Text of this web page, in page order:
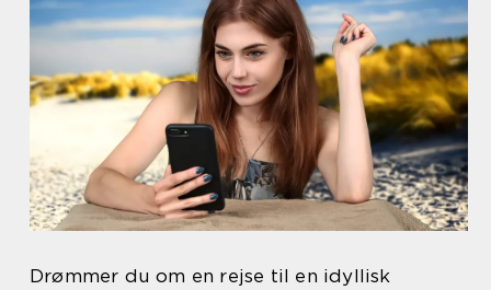
Drømmer du om en rejse til en idyllisk